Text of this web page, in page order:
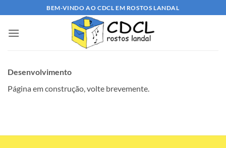
to
content
BEM-VINDO AO CDCL EM ROSTOS LANDAL
Desenvolvimento
Página em construção, volte brevemente.